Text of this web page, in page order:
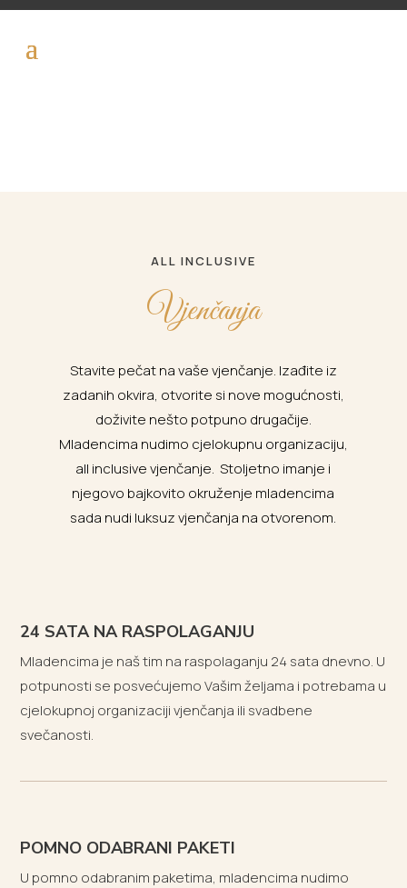
ALL INCLUSIVE
Vjenčanja
Stavite pečat na vaše vjenčanje. Izađite iz
zadanih okvira, otvorite si nove mogućnosti,
doživite nešto potpuno drugačije.
Mladencima nudimo cjelokupnu organizaciju,
all inclusive vjenčanje. Stoljetno imanje i
njegovo bajkovito okruženje mladencima
sada nudi luksuz vjenčanja na otvorenom.
24 SATA NA RASPOLAGANJU
Mladencima je naš tim na raspolaganju 24 sata dnevno. U
potpunosti se posvećujemo Vašim željama i potrebama u
cjelokupnoj organizaciji vjenčanja ili svadbene
svečanosti.
POMNO ODABRANI PAKETI
U pomno odabranim paketima, mladencima nudimo